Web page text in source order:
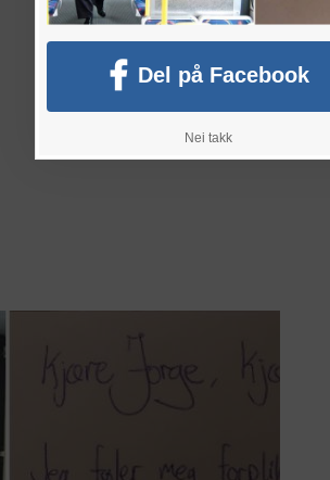
Del på Facebook
Nei takk